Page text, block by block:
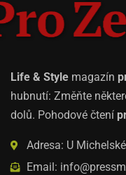
Life & Style magazín
hubnutí: Změňte
dolů. Pohodové čtení
Adresa: U
Email: